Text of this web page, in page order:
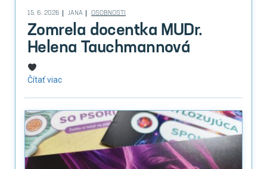
15. 6. 2026 JANA OSOBNOSTI
Zomrela docentka MUDr.
Helena Tauchmannová
Čítať viac